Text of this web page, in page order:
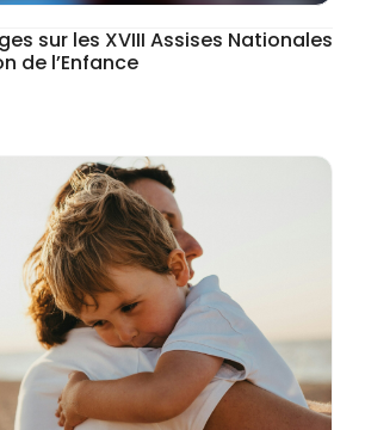
sur les XVIII Assises Nationales
de l’Enfance